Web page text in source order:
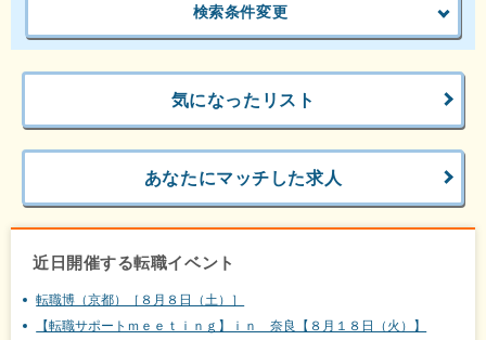
検索条件変更
気になったリスト
あなたにマッチした求人
近日開催する転職イベント
転職博（京都）［８月８日（土）］
【転職サポートｍｅｅｔｉｎｇ】ｉｎ 奈良【８月１８日（火）】